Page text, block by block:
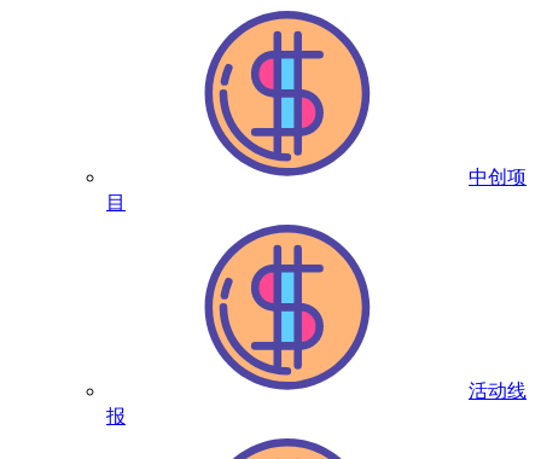
中创项
目
活动线
报